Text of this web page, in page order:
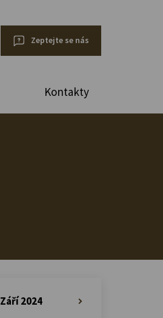
Zeptejte se nás
Kontakty
Září 2024